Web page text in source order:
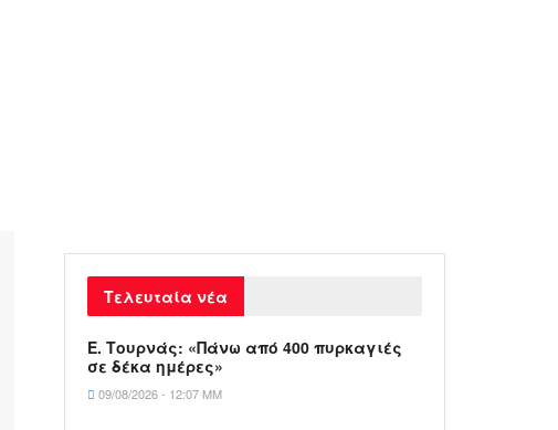
Τελευταία νέα
Ε. Τουρνάς: «Πάνω από 400 πυρκαγιές
σε δέκα ημέρες»
09/08/2026 - 12:07 ΜΜ